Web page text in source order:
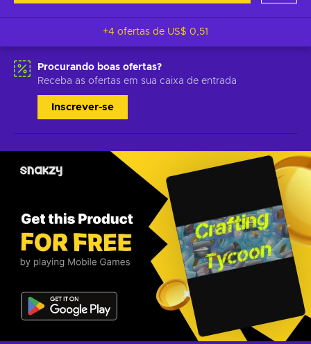
+4 ofertas de US$ 0,51
Procurando boas ofertas?
Receba as ofertas em sua caixa de entrada
Inscrever-se